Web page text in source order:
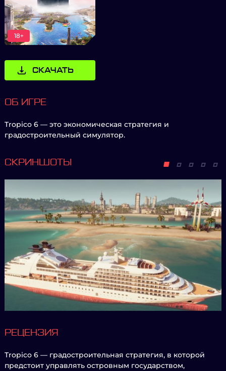
18+
СКАЧАТЬ
ОБ ИГРЕ
Tropico 6 — это экономическая стратегия и
градостроительный симулятор.
СКРИНШОТЫ
РЕЦЕНЗИЯ
Tropico 6 — градостроительная стратегия, в которой
предстоит управлять островным государством,